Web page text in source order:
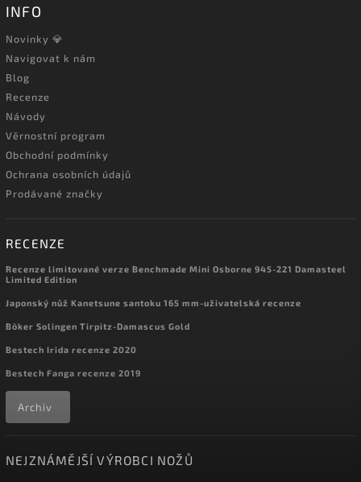
INFO
Novinky 💎
Navigovat k nám
Blog
Recenze
Návody
Věrnostní program
Obchodní podmínky
Ochrana osobních údajů
Prodávané značky
RECENZE
Recenze limitované verze Benchmade Mini Osborne 945-221 Damasteel
Limited Edition
Japonský nůž Kanetsune santoku 165 mm-uživatelská recenze
Böker Solingen Tirpitz-Damascus Gold
Bestech Irida recenze 2020
Bestech Fanga recenze 2019
Archiv
NEJZNÁMĚJŠÍ VÝROBCI NOŽŮ